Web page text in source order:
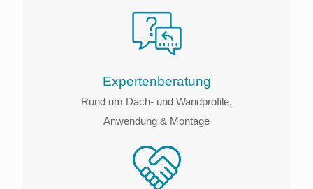
Experten­beratung
Rund um Dach- und Wandprofile,
Anwendung & Montage